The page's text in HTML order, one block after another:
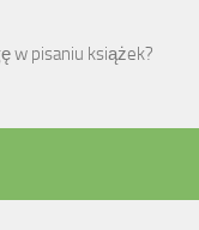
w pisaniu książek?